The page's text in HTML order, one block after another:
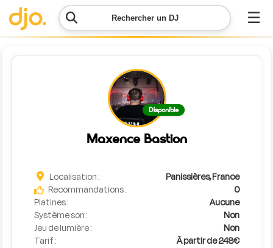
Rechercher un DJ ☰
Menu
demande
Simulateur
de prix
Disponible
Maxence Bastion
Localisation :
Panissières, France
Recommandations :
0
Platines :
Aucune
Système son :
Non
Jeu de lumière :
Non
Tarif :
À partir de 248€